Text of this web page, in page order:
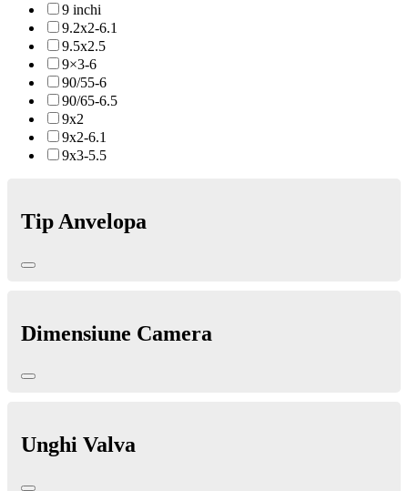
9 inchi
9.2x2-6.1
9.5x2.5
9×3-6
90/55-6
90/65-6.5
9x2
9x2-6.1
9x3-5.5
Tip Anvelopa
Dimensiune Camera
Unghi Valva